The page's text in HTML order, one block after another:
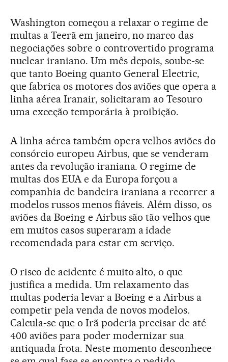
Washington começou a relaxar o regime de
multas a Teerã em janeiro, no marco das
negociações sobre o controvertido programa
nuclear iraniano. Um mês depois, soube-se
que tanto Boeing quanto General Electric,
que fabrica os motores dos aviões que opera a
linha aérea Iranair, solicitaram ao Tesouro
uma exceção temporária à proibição.
A linha aérea também opera velhos aviões do
consórcio europeu Airbus, que se venderam
antes da revolução iraniana. O regime de
multas dos EUA e da Europa forçou a
companhia de bandeira iraniana a recorrer a
modelos russos menos fiáveis. Além disso, os
aviões da Boeing e Airbus são tão velhos que
em muitos casos superaram a idade
recomendada para estar em serviço.
O risco de acidente é muito alto, o que
justifica a medida. Um relaxamento das
multas poderia levar a Boeing e a Airbus a
competir pela venda de novos modelos.
Calcula-se que o Irã poderia precisar de até
400 aviões para poder modernizar sua
antiquada frota. Neste momento desconhece-